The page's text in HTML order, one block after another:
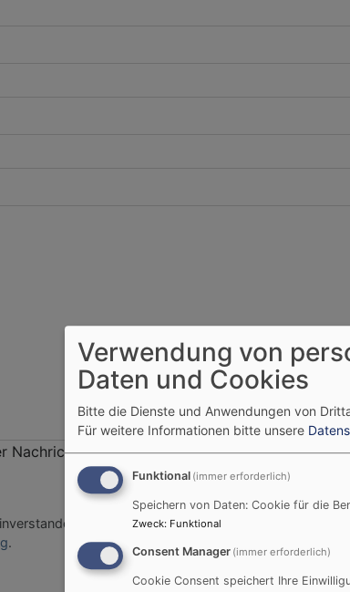
Nachricht keine Links oder Internetadressen an.
dass Ihre Daten zur Bearbeitung Ihres
.
Verwendung von
Daten und Cookies
Bitte die Dienste und Anwendungen von
Für weitere Informationen bitte unsere
Funktional (immer erforderlich)
Speichern von Daten: Cookie für die
Zweck: Funktional
Consent Manager (immer erforderlich)
Cookie Consent speichert Ihre